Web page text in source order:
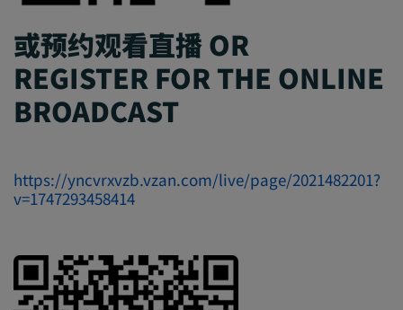
或预约观看直播 OR
REGISTER FOR THE ONLINE
BROADCAST
https://yncvrxvzb.vzan.com/live/page/2021482201?
v=1747293458414